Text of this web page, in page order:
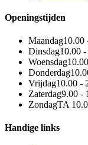
Openingstijden
Maandag10.00
Dinsdag10.00
Woensdag
Donderdag
Vrijdag10.00 -
Zaterdag9.00 -
ZondagTA
Handige links